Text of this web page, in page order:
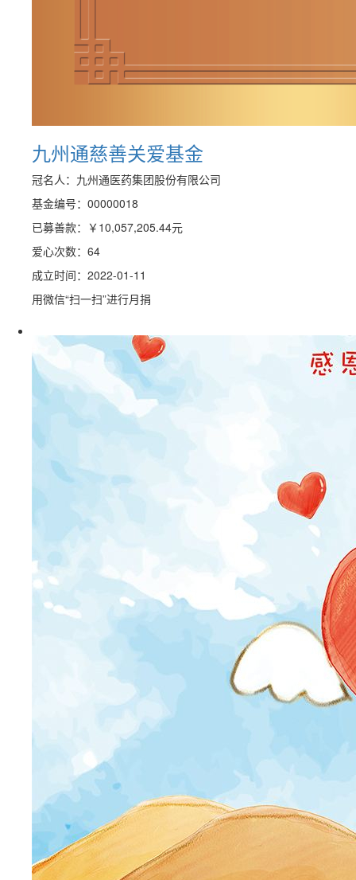
九州通慈善关爱基金
冠名人：九州通医药集团股份有限公司
基金编号：00000018
已募善款： ￥10,057,205.44元
爱心次数：64
成立时间：2022-01-11
用微信“扫一扫”进行月捐